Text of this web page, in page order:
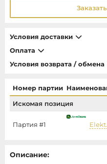
Условия доставки
Оплата
Условия возврата / обмена
Номер партии
Искомая позиция
Партия #1
Описание: